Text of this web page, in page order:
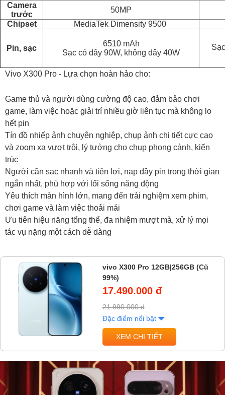
Camera
trước
50MP
Chipset
MediaTek Dimensity 9500
Pin, sạc
6510 mAh
Sạc có dây 90W, không dây 40W
Vivo X300 Pro - Lựa chọn hoàn hảo cho:
Game thủ và người dùng cường độ cao, đảm bảo chơi
game, làm việc hoặc giải trí nhiều giờ liên tục mà không lo
hết pin
Tín đồ nhiếp ảnh chuyên nghiệp, chụp ảnh chi tiết cực cao
và zoom xa vượt trội, lý tưởng cho chụp phong cảnh, kiến
trúc
Người cần sạc nhanh và tiện lợi, nạp đầy pin trong thời gian
ngắn nhất, phù hợp với lối sống năng động
Yêu thích màn hình lớn, mang đến trải nghiệm xem phim,
chơi game và làm việc thoải mái
Ưu tiên hiệu năng tổng thể, đa nhiệm mượt mà, xử lý mọi
tác vụ nặng một cách dễ dàng
vivo X300 Pro 12GB|256GB (Cũ
99%)
17.490.000 đ
21.990.000 đ
Đặc điểm nổi bật
XEM CHI TIẾT